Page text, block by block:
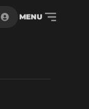
MENU